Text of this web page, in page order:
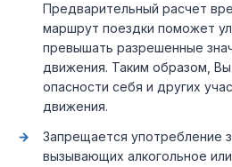
Предварительный расчет
маршрут поездки поможет
превышать разрешенные
движения. Таким образом,
опасности себя и других
движения.
Запрещается употребление
вызывающих алкогольное